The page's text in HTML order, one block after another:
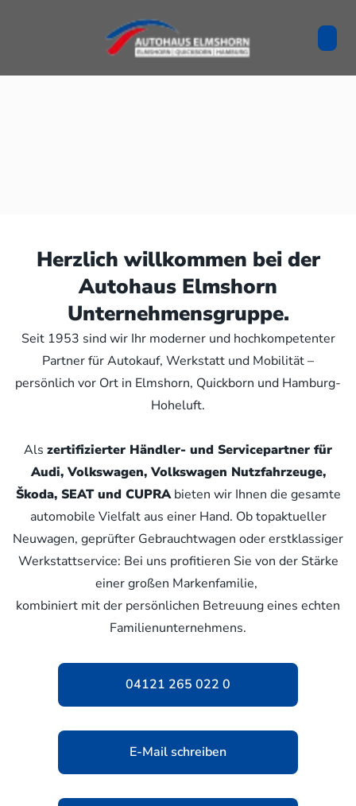
Herzlich willkommen bei der
Autohaus Elmshorn
Unternehmensgruppe.
Seit 1953 sind wir Ihr moderner und hochkompetenter
Partner für Autokauf, Werkstatt und Mobilität –
persönlich vor Ort in Elmshorn, Quickborn und Hamburg-
Hoheluft.
Als zertifizierter Händler- und Servicepartner für
Audi, Volkswagen, Volkswagen Nutzfahrzeuge,
Škoda, SEAT und CUPRAbieten wir Ihnen die gesamte
automobile Vielfalt aus einer Hand. Ob topaktueller
Neuwagen, geprüfter Gebrauchtwagen oder erstklassiger
Werkstattservice: Bei uns profitieren Sie von der Stärke
einer großen Markenfamilie,
kombiniert mit der persönlichen Betreuung eines echten
Familienunternehmens.
04121 265 022 0
E-Mail schreiben